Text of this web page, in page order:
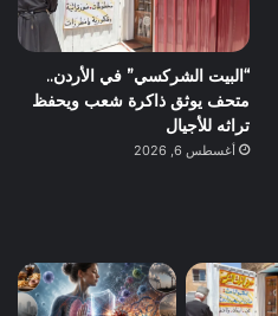
“البيت الشركسي” في الأردن..
متحف يوثق ذاكرة شعب ويحفظ
تراثه للأجيال
أغسطس 6, 2026